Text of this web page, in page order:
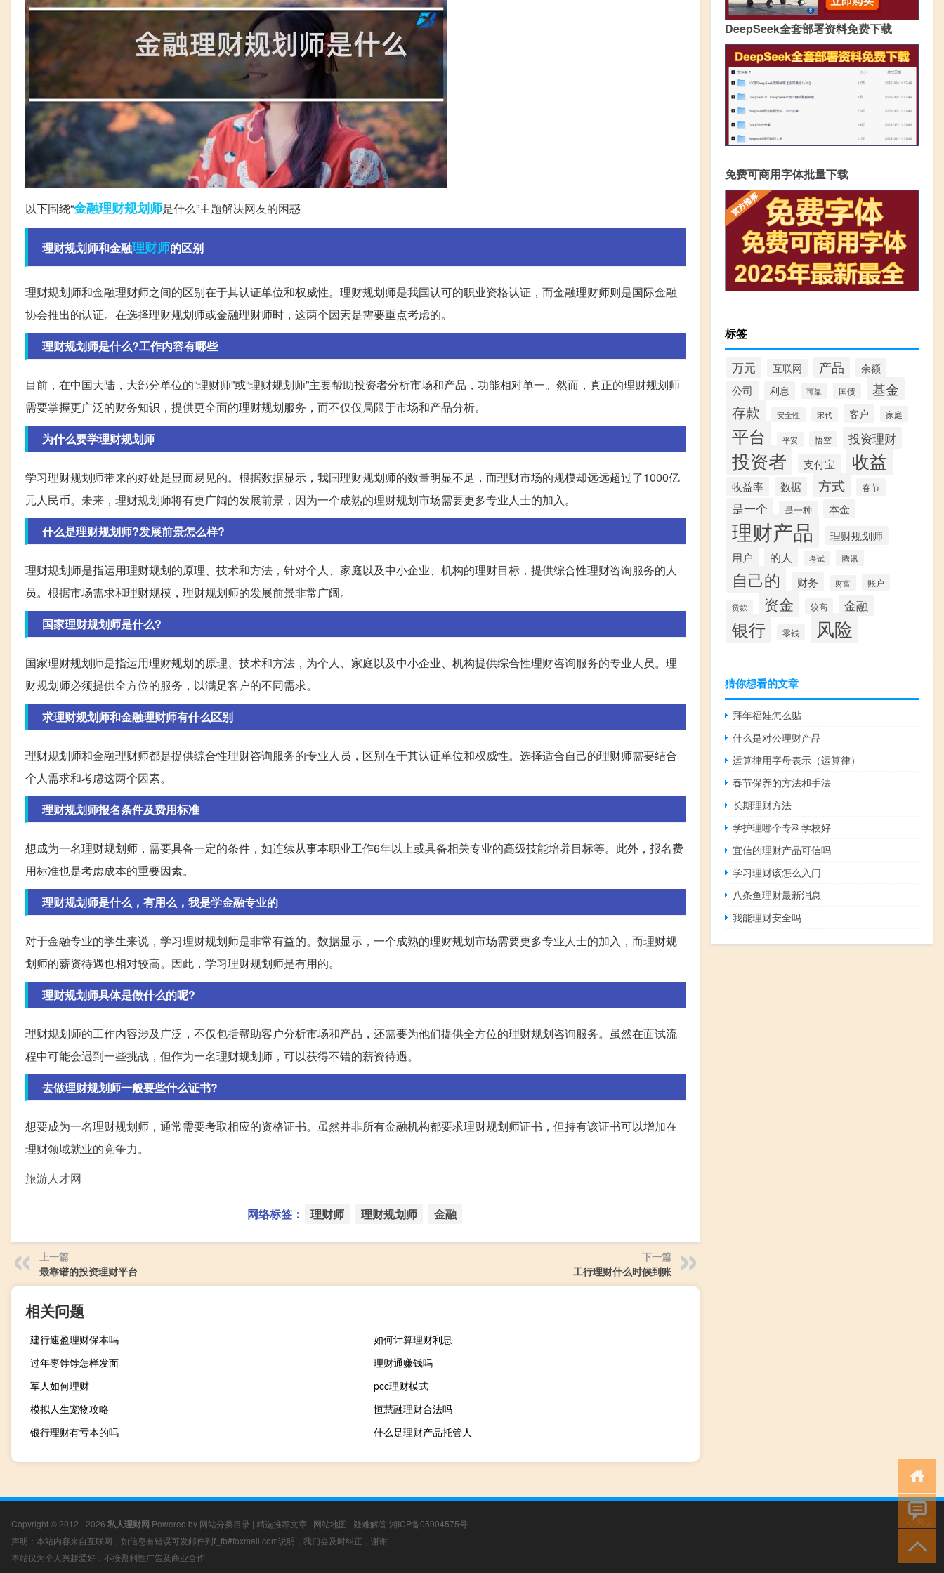
以下围绕“金融理财规划师是什么”主题解决网友的困惑
理财规划师和金融理财师的区别
理财规划师和金融理财师之间的区别在于其认证单位和权威性。理财规划师是我国认可的职业资格认证，而金融理财师则是国际金融
协会推出的认证。在选择理财规划师或金融理财师时，这两个因素是需要重点考虑的。
理财规划师是什么?工作内容有哪些
目前，在中国大陆，大部分单位的“理财师”或“理财规划师”主要帮助投资者分析市场和产品，功能相对单一。然而，真正的理财规划师
需要掌握更广泛的财务知识，提供更全面的理财规划服务，而不仅仅局限于市场和产品分析。
为什么要学理财规划师
学习理财规划师带来的好处是显而易见的。根据数据显示，我国理财规划师的数量明显不足，而理财市场的规模却远远超过了1000亿
元人民币。未来，理财规划师将有更广阔的发展前景，因为一个成熟的理财规划市场需要更多专业人士的加入。
什么是理财规划师?发展前景怎么样?
理财规划师是指运用理财规划的原理、技术和方法，针对个人、家庭以及中小企业、机构的理财目标，提供综合性理财咨询服务的人
员。根据市场需求和理财规模，理财规划师的发展前景非常广阔。
国家理财规划师是什么?
国家理财规划师是指运用理财规划的原理、技术和方法，为个人、家庭以及中小企业、机构提供综合性理财咨询服务的专业人员。理
财规划师必须提供全方位的服务，以满足客户的不同需求。
求理财规划师和金融理财师有什么区别
理财规划师和金融理财师都是提供综合性理财咨询服务的专业人员，区别在于其认证单位和权威性。选择适合自己的理财师需要结合
个人需求和考虑这两个因素。
理财规划师报名条件及费用标准
想成为一名理财规划师，需要具备一定的条件，如连续从事本职业工作6年以上或具备相关专业的高级技能培养目标等。此外，报名费
用标准也是考虑成本的重要因素。
理财规划师是什么，有用么，我是学金融专业的
对于金融专业的学生来说，学习理财规划师是非常有益的。数据显示，一个成熟的理财规划市场需要更多专业人士的加入，而理财规
划师的薪资待遇也相对较高。因此，学习理财规划师是有用的。
理财规划师具体是做什么的呢?
理财规划师的工作内容涉及广泛，不仅包括帮助客户分析市场和产品，还需要为他们提供全方位的理财规划咨询服务。虽然在面试流
程中可能会遇到一些挑战，但作为一名理财规划师，可以获得不错的薪资待遇。
去做理财规划师一般要些什么证书?
想要成为一名理财规划师，通常需要考取相应的资格证书。虽然并非所有金融机构都要求理财规划师证书，但持有该证书可以增加在
理财领域就业的竞争力。
旅游人才网
网络标签： 理财师 理财规划师 金融
上一篇
最靠谱的投资理财平台
下一篇
工行理财什么时候到账
相关问题
建行速盈理财保本吗
如何计算理财利息
过年枣饽饽怎样发面
理财通赚钱吗
军人如何理财
pcc理财模式
模拟人生宠物攻略
恒慧融理财合法吗
银行理财有亏本的吗
什么是理财产品托管人
DeepSeek全套部署资料免费下载
免费可商用字体批量下载
标签
万元 互联网 产品
余额
公司
利息 可靠 国债 基金
存款 安全性 宋代 客户 家庭
平台 平安 悟空 投资理财
投资者 支付宝 收益
收益率 数据 方式 春节
是一个 是一种 本金
理财产品
理财规划师
用户
的人 考试 腾讯
自己的 财务 财富 账户
贷款 资金 较高 金融
银行 零钱 风险
猜你想看的文章
拜年福娃怎么贴
什么是对公理财产品
运算律用字母表示（运算律）
春节保养的方法和手法
长期理财方法
学护理哪个专科学校好
宜信的理财产品可信吗
学习理财该怎么入门
八条鱼理财最新消息
我能理财安全吗
Copyright © 2012 - 2026 私人理财网 Powered by 网站分类目录 | 精选推荐文章 | 网站地图 | 疑难解答 湘ICP备05004575号
声明：本站内容来自互联网，如信息有错误可发邮件到f_fb#foxmail.com说明，我们会及时纠正，谢谢
本站仅为个人兴趣爱好，不接盈利性广告及商业合作
小男孩